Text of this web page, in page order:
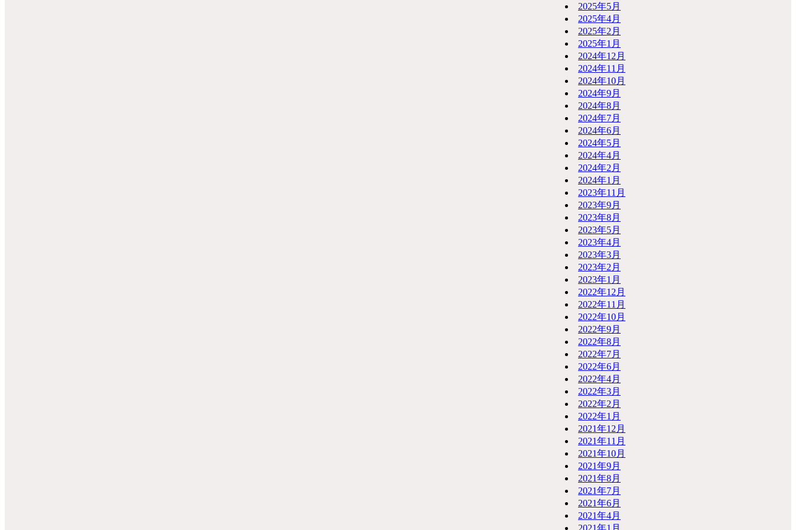
2025年5月
2025年4月
2025年2月
2025年1月
2024年12月
2024年11月
2024年10月
2024年9月
2024年8月
2024年7月
2024年6月
2024年5月
2024年4月
2024年2月
2024年1月
2023年11月
2023年9月
2023年8月
2023年5月
2023年4月
2023年3月
2023年2月
2023年1月
2022年12月
2022年11月
2022年10月
2022年9月
2022年8月
2022年7月
2022年6月
2022年4月
2022年3月
2022年2月
2022年1月
2021年12月
2021年11月
2021年10月
2021年9月
2021年8月
2021年7月
2021年6月
2021年4月
2021年1月